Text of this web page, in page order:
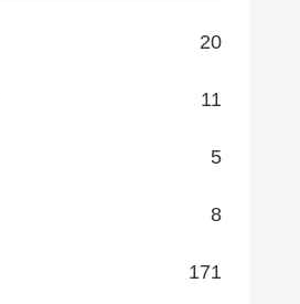
20
11
5
8
171